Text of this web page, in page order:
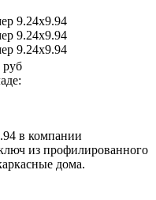
руб
в компании
из профилированного
дома.